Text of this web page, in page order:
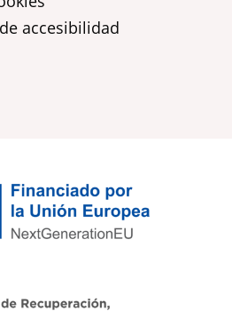
accesibilidad